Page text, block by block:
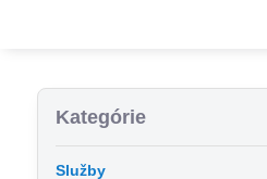
Kategórie
Služby